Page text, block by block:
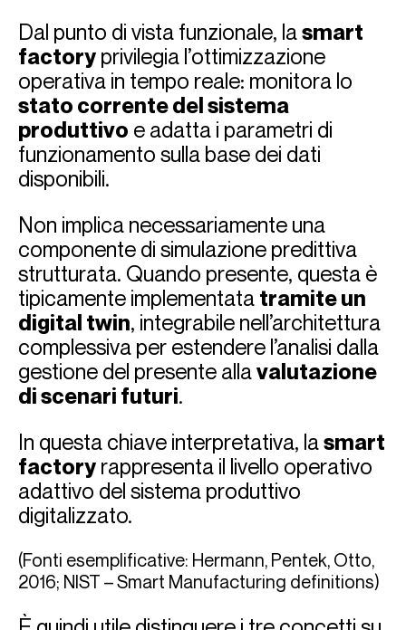
Dal punto di vista funzionale, lasmart
factory privilegia l’ottimizzazione
operativa in tempo reale: monitora lo
stato corrente del sistema
produttivo e adatta i parametri di
funzionamento sulla base dei dati
disponibili.
Non implica necessariamente una
componente di simulazione predittiva
strutturata. Quando presente, questa è
tipicamente implementata tramite un
digital twin, integrabile nell’architettura
complessiva per estendere l’analisi dalla
gestione del presente allavalutazione
di scenari futuri.
In questa chiave interpretativa, lasmart
factory rappresenta il livello operativo
adattivo del sistema produttivo
digitalizzato.
(Fonti esemplificative: Hermann, Pentek, Otto,
2016; NIST – Smart Manufacturing definitions)